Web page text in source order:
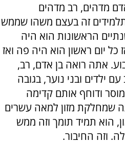
מדהים, רב מדהים
זה בעצם משהו שממש
הראשונות הוא היה
יום ראשון הוא היה פה ואז
אתה רואה בן אדם, רב,
ילדים ובני נוער, בגובה
מוסר ודוחף אותם קדימה
שמחלקת מזון למאה עשרים
הוא תמיד תומך וזה ממש
וזה החיבור.